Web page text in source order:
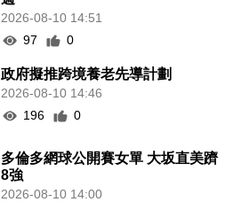
2026-08-10 14:51
97
0
政府擬推跨境養老先導計劃
2026-08-10 14:46
196
0
多倫多網球公開賽女單 大坂直美躋
8強
2026-08-10 14:00